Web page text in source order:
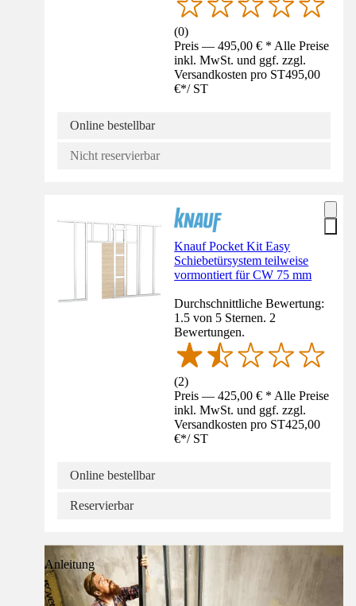
(0)
Preis — 495,00 € * Alle Preise
inkl. MwSt. und ggf. zzgl.
Versandkosten pro ST495,00
€*/ ST
Online bestellbar
Nicht reservierbar
Knauf Pocket Kit Easy
Schiebetürsystem teilweise
vormontiert für CW 75 mm
Durchschnittliche Bewertung:
1.5 von 5 Sternen. 2
Bewertungen.
(2)
Preis — 425,00 € * Alle Preise
inkl. MwSt. und ggf. zzgl.
Versandkosten pro ST425,00
€*/ ST
Online bestellbar
Reservierbar
Anleitung